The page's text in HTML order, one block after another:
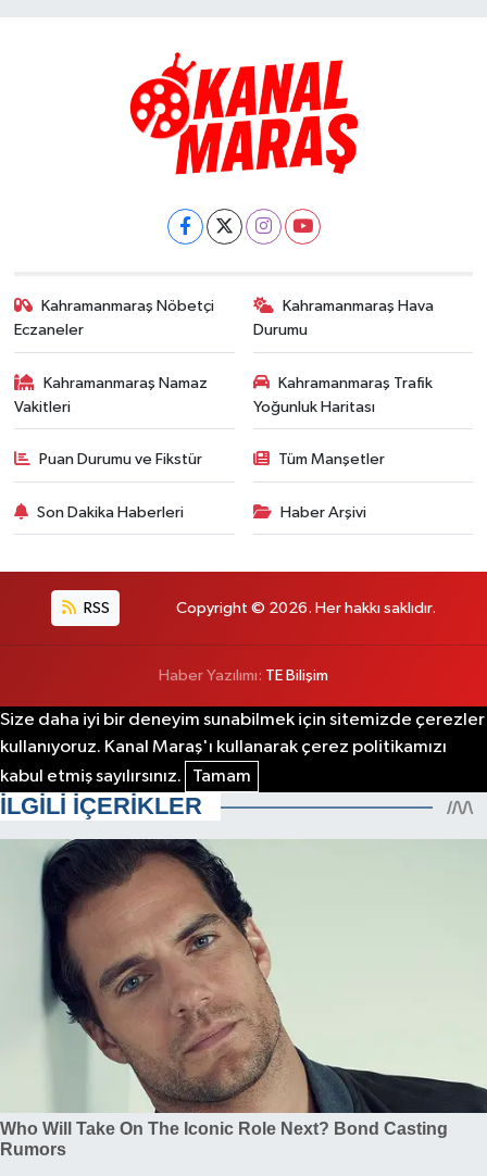
Kahramanmaraş Nöbetçi
Eczaneler
Kahramanmaraş Hava
Durumu
Kahramanmaraş Namaz
Vakitleri
Kahramanmaraş Trafik
Yoğunluk Haritası
Puan Durumu ve Fikstür Tüm Manşetler
Son Dakika Haberleri Haber Arşivi
RSS Copyright © 2026. Her hakkı saklıdır.
Haber Yazılımı: TE Bilişim
Size daha iyi bir deneyim sunabilmek için sitemizde çerezler
kullanıyoruz. Kanal Maraş'ı kullanarak çerez politikamızı
kabul etmiş sayılırsınız.
Tamam